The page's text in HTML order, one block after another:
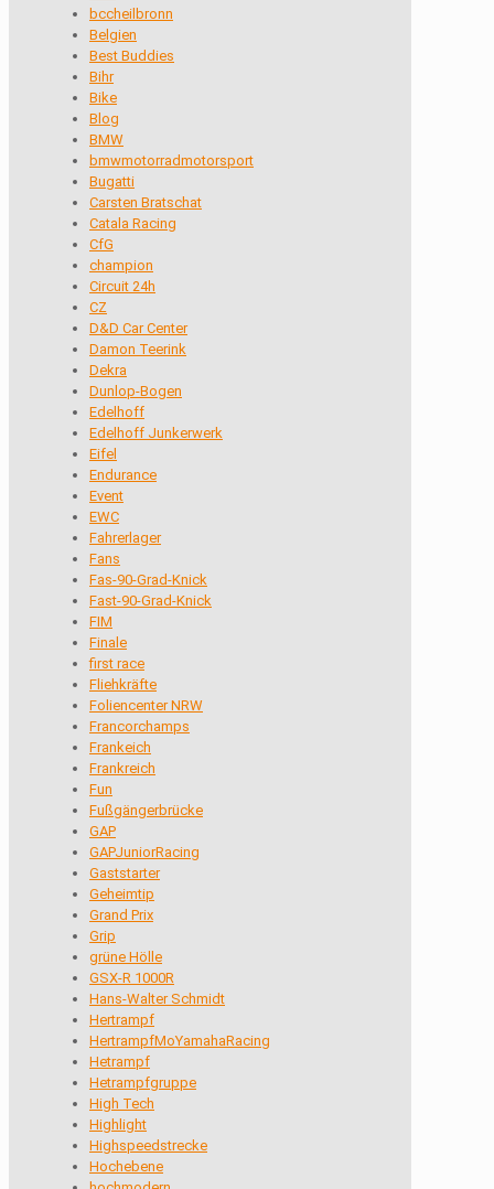
bccheilbronn
Belgien
Best Buddies
Bihr
Bike
Blog
BMW
bmwmotorradmotorsport
Bugatti
Carsten Bratschat
Catala Racing
CfG
champion
Circuit 24h
CZ
D&D Car Center
Damon Teerink
Dekra
Dunlop-Bogen
Edelhoff
Edelhoff Junkerwerk
Eifel
Endurance
Event
EWC
Fahrerlager
Fans
Fas-90-Grad-Knick
Fast-90-Grad-Knick
FIM
Finale
first race
Fliehkräfte
Foliencenter NRW
Francorchamps
Frankeich
Frankreich
Fun
Fußgängerbrücke
GAP
GAPJuniorRacing
Gaststarter
Geheimtip
Grand Prix
Grip
grüne Hölle
GSX-R 1000R
Hans-Walter Schmidt
Hertrampf
HertrampfMoYamahaRacing
Hetrampf
Hetrampfgruppe
High Tech
Highlight
Highspeedstrecke
Hochebene